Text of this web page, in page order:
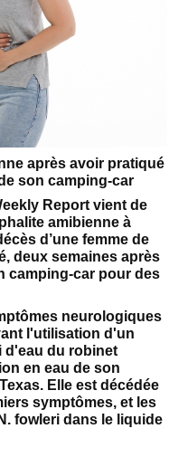
après avoir pratiqué
son camping-car
Report vient de
amibienne à
d’une femme de
deux semaines après
camping-car pour des
neurologiques
l'utilisation d'un
d'eau du robinet
en eau de son
Elle est décédée
symptômes, et les
fowleri dans le liquide